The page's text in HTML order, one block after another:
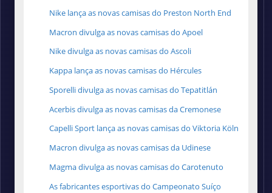
Nike lança as novas camisas do Preston North End
Macron divulga as novas camisas do Apoel
Nike divulga as novas camisas do Ascoli
Kappa lança as novas camisas do Hércules
Sporelli divulga as novas camisas do Tepatitlán
Acerbis divulga as novas camisas da Cremonese
Capelli Sport lança as novas camisas do Viktoria Köln
Macron divulga as novas camisas da Udinese
Magma divulga as novas camisas do Carotenuto
As fabricantes esportivas do Campeonato Suíço